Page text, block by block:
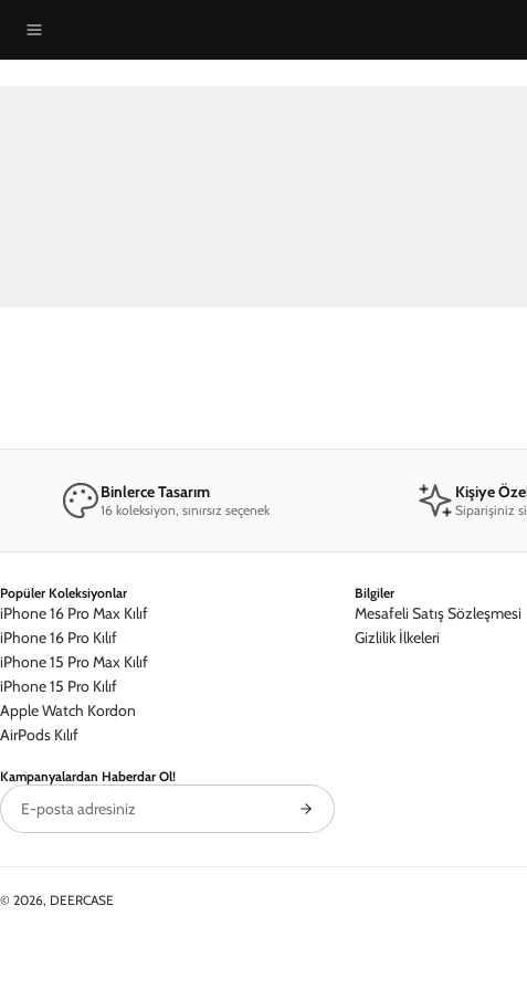
Binlerce Tasarım
16 koleksiyon, sınırsız seçenek
Kişiye
Siparişiniz
Popüler Koleksiyonlar
iPhone 16 Pro Max Kılıf
iPhone 16 Pro Kılıf
iPhone 15 Pro Max Kılıf
iPhone 15 Pro Kılıf
Apple Watch Kordon
AirPods Kılıf
Bilgiler
Mesafeli Satış Sözleşmesi
Gizlilik İlkeleri
Kampanyalardan Haberdar Ol!
© 2026, DEERCASE